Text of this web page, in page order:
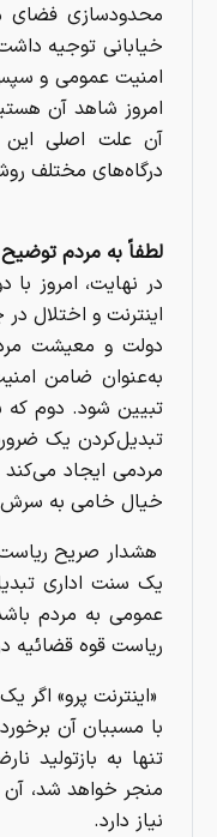
محدودسازی فضای
خیابانی توجیه
امنیت عمومی و سپس
امروز شاهد آن
آن علت اصلی این
درگاه‌های مختلف
لطفاً به مردم
در نهایت، امروز
اینترنت و اختلال
دولت و معیشت
به‌عنوان ضامن
تبیین شود. دوم
تبدیل‌کردن یک
مردمی ایجاد
خیال خامی به سرش
هشدار صریح
یک سنت اداری
عمومی به مردم
ریاست قوه قضائیه
«اینترنت پرو»
با مسببان آن
تنها به بازتولید
منجر خواهد شد،
نیاز دارد.